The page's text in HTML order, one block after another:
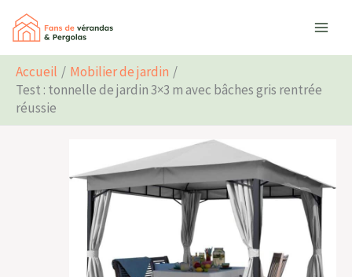
Aller
contenu
Accueil
Mobilier de jardin
Test : tonnelle de jardin 3×3 m avec bâches gris rentrée
réussie
Rechercher